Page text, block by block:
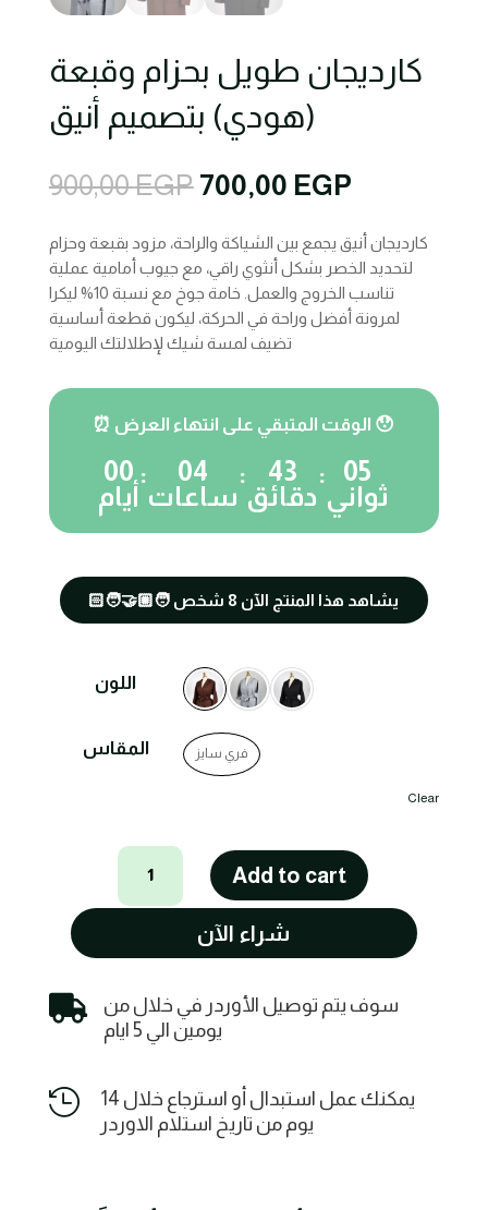
كارديجان طويل بحزام وقبعة
(هودي) بتصميم أنيق
900,00EGP Original
price
was:
900,00 EGP.
700,00 EGPCurrent
is:
700,00
كارديجان أنيق يجمع بين الشياكة والراحة، مزود بقبعة وحزام
لتحديد الخصر بشكل أنثوي راقي، مع جيوب أمامية عملية
تناسب الخروج والعمل. خامة جوخ مع نسبة 10% ليكرا
لمرونة أفضل وراحة في الحركة، ليكون قطعة أساسية
تضيف لمسة شيك لإطلالتك اليومية
⏰ الوقت المتبقي على انتهاء العرض 😯
00
أيام
:
04
ساعات
:
43
دقائق
:
04
ثواني
🧑🏼‍🤝‍🧑🏻 يشاهد هذا المنتج الآن 8 شخص
اللون
المقاس فري سايز
Clear
كارديجان
طويل
بحزام
(هودي)
أنيق
quantity
Add to cart
شراء الآن

سوف يتم توصيل الأوردر في خلال من
يومين الي 5 ايام

يمكنك عمل استبدال أو استرجاع خلال 14
يوم من تاريخ استلام الاوردر